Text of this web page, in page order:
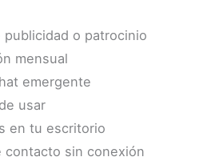
publicidad o patrocinio
mensual
emergente
usar
en tu escritorio
contacto sin conexión